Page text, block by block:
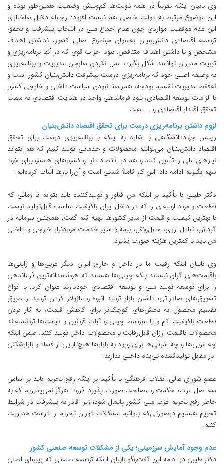
وی بابیان اینکه تقریباً در همه دولت‌ها کم‌وبیش وضعیت همین‌طور بوده و
این موضوع مرتبط به دولت خاصی هم نیست افزود: ازجمله دلایل ساختاری
این عدم موفقیت مواردی چون عدم اجماع ملی در انتخاب پیشرفت و تحقق
توسعه اقتصادی دانش‌بنیان به‌عنوان موضوع اصلی کشور، نداشتن اهداف
مشخص و یا داشتن اهداف متناقض، نبود احزاب قوی که در آنها برنامه‌ریزی و
تربیت مدیران توانمند شکل بگیرد، عمل نکردن سازمان مدیریت و برنامه‌ریزی
به وظیفه اصلی خود که برنامه‌ریزی درست پیشرفت دانش‌بنیان کشور است و
نه‌فقط مدیریت تقسیم بودجه، هم‌راستا نبودن سیاست داخلی و خارجی کشور
با الزامات توسعه اقتصادی، نبود فرماندهی واحد در هدایت اقتصادی به سمت
تحقق اقتدار اقتصادی و ... است.
لزوم داشتن برنامه‌ریزی درست برای تحقق اقتصاد دانش‌بنیان
رییس جهاددانشگاهی با اشاره به اینکه با برنامه‌ریزی درست برای تحقق
اقتصاد دانش‌بنیان می‌توانیم محصولات و خدماتی تولید کنیم که هم بتواند
نیاز‌های ملی را تأمین کنند و هم در اقتصاد دنیا و کشور‌های همسو برای خود
سهم بگیریم ادامه داد: این کار کاملاً شدنی است و آن‌را بارها اثبات کرده‌ایم.
دکتر طیبی با تأکید بر اینکه منِ فناور و تولیدکننده باید بتوانم تا زمانی‌ که
قطعات و مواد اولیه‌ای را که در داخل ایران باکیفیت مناسب قابل‌تولید نیست
با بهترین کیفیت و قیمت از سایر کشورها تهیه کنم گفت: همچنین سرمایه در
گردش، تبادل ارزی، حمل‌ونقل، بیمه و سایر خدمات موردنیاز خارجی و داخلی
من باید با کمترین هزینه صورت پذیرد.
وی بابیان اینکه رقیب ما در داخل و خارج ایران دیگر غربی‌ها و ژاپنی‌ها
باقیمت‌های گران نیستند بلکه چینی‌ها هستند که هوشمندانه‌ترین فرماندهی
را برای توسعه تولید ملی و توسعه اقتصادی خوددارند عنوان کرد: با انواع
تشویق‌های صادراتی، داشتن بازار تولید انبوه و‌ ماژولار کردن تولید از طریق
تقسیم محصول به بخش‌های کوچک‌تر برای کاهش قیمت، به کار بردن
قطعات باکیفیت کم و یا متوسط چینی و ثبات قوانین و قیمت‌ها توانسته‌اند
محصولات باقیمت ارزان قابل‌رقابت با محصولات داخل تولید کنند. ضمن اینکه
چه‌ غربی‌ها و چه شرقی‌ها برای ورود به بازارها هیچ ابایی از فساد و بازارشکنی
در مقابل تولید‌کننده بی‌پناه داخلی ندارند.
عضو شورای عالی انقلاب فرهنگی با تأکید بر اینکه رفع تحریم باید بر اساس
سه اصل عزت، حکمت و مصلحت صورت پذیرد افزود: هرگز نمی‌پذیریم که به
خاطر رفع تحریم عزت ملی کشور پایمال شود؛ زیرا قادر به پیشرفت در شرایط
تحریم هستیم درصورتی‌که بتوانیم مشکلات دوران تحریم را درست مدیریت
کنیم.
عدم وجود آمایش سرزمینی؛ یکی از مشکلات توسعه صنعتی کشور
دکتر طیبی در ادامه این گفت‌وگو بابیان اینکه توسعه صنعتی که زیربنای اصلی